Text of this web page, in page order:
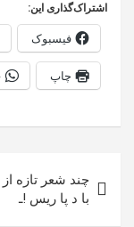
اشتراک‌گذاری این:
فیسبوک
چاپ
نوشته
چند شعر تازه
با د پا ریس !ـ